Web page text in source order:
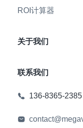
ROI计算器
关于我们
联系我们
136-8365-2385